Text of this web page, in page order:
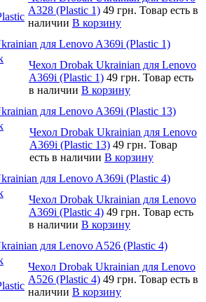
A328 (Plastic 1) 49 грн. Товар есть в
наличии В корзину
для Lenovo A369i (Plastic 1)
Чехол Drobak Ukrainian для Lenovo
A369i (Plastic 1) 49 грн. Товар есть
в наличии В корзину
для Lenovo A369i (Plastic 13)
Чехол Drobak Ukrainian для Lenovo
A369i (Plastic 13) 49 грн. Товар
есть в наличии В корзину
для Lenovo A369i (Plastic 4)
Чехол Drobak Ukrainian для Lenovo
A369i (Plastic 4) 49 грн. Товар есть
в наличии В корзину
для Lenovo A526 (Plastic 4)
Чехол Drobak Ukrainian для Lenovo
A526 (Plastic 4) 49 грн. Товар есть в
наличии В корзину